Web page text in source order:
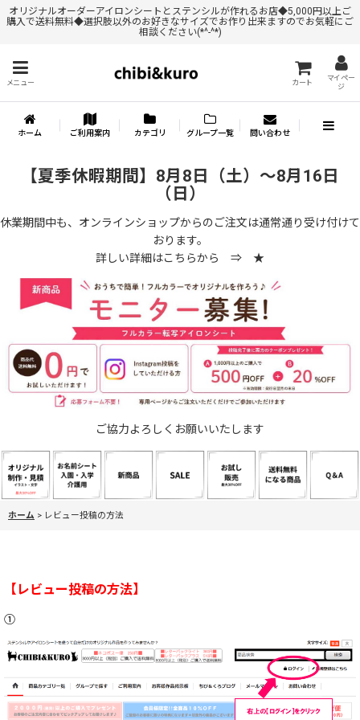
オリジナルオーダーアイロンシートとステンシルが作れるお店◆5,000円以上ご
購入で送料無料◆選択肢以外のお好きなサイズでお作り出来ますのでお気軽にご
相談ください(*^-^*)
メニュー カート
マイペー
ジ
ホーム ご利用案内 カテゴリ グループ一覧 問い合わせ
【夏季休暇期間】8月8日（土）～8月16日
（日）
休業期間中も、オンラインショップからのご注文は通常通り受け付けて
おります。
詳しい詳細はこちらから ⇒ ★
ご協力よろしくお願いいたします
ホーム > レビュー投稿の方法
【レビュー投稿の方法】
①